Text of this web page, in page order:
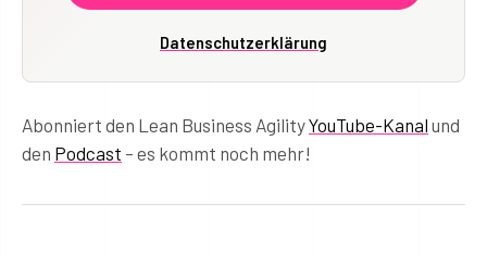
Datenschutzerklärung
Abonniert den Lean Business AgilityYouTube-Kanal und
den Podcast – es kommt noch mehr!